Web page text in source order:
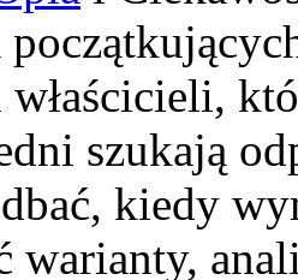
szukają
kiedy
warianty,